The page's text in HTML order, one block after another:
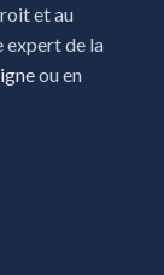
et au
expert de la
ou en